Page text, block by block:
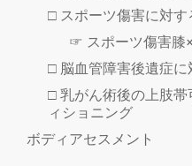
□ スポーツ傷害に対
☞ スポーツ傷害膝
□ 脳血管障害後遺症
□ 乳がん術後の上肢
ィショニング
ボディアセスメント